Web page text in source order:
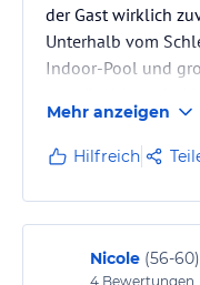
Hoteliers-/
ohne Gewähr und
lies vor der Buchung
jeweiligen
der Gast wirklich
Unterhalb vom
Indoor-Pool und
Aussergewöhnlich
Gänge Menu und
Mehr anzeigen
Hilfreich
Nicole (56-60)
4 Bewertungen